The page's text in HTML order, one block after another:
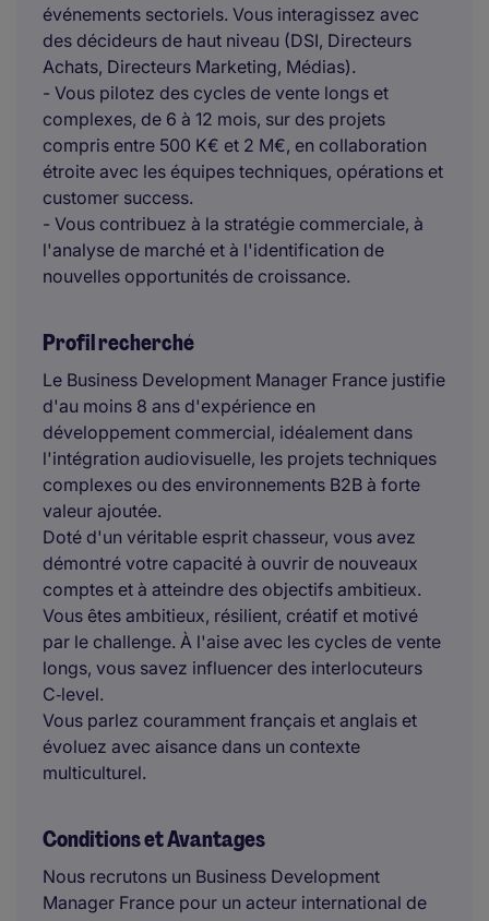
événements sectoriels. Vous interagissez avec
des décideurs de haut niveau (DSI, Directeurs
Achats, Directeurs Marketing, Médias).
- Vous pilotez des cycles de vente longs et
complexes, de 6 à 12 mois, sur des projets
compris entre 500 K€ et 2 M€, en collaboration
étroite avec les équipes techniques, opérations et
customer success.
- Vous contribuez à la stratégie commerciale, à
l'analyse de marché et à l'identification de
nouvelles opportunités de croissance.
Profil recherché
Le Business Development Manager France justifie
d'au moins 8 ans d'expérience en
développement commercial, idéalement dans
l'intégration audiovisuelle, les projets techniques
complexes ou des environnements B2B à forte
valeur ajoutée.
Doté d'un véritable esprit chasseur, vous avez
démontré votre capacité à ouvrir de nouveaux
comptes et à atteindre des objectifs ambitieux.
Vous êtes ambitieux, résilient, créatif et motivé
par le challenge. À l'aise avec les cycles de vente
longs, vous savez influencer des interlocuteurs
C‑level.
Vous parlez couramment français et anglais et
évoluez avec aisance dans un contexte
multiculturel.
Conditions et Avantages
Nous recrutons un Business Development
Manager France pour un acteur international de